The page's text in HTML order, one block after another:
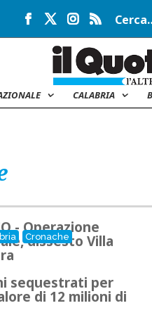
CALABRIA
Cronache
- Operazione
dissesto Villa
sequestrati per
di 12 milioni di